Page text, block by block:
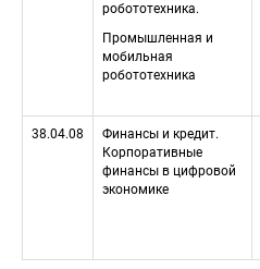
робототехника.
Промышленная и
мобильная
робототехника
38.04.08
Финансы и кредит.
Корпоративные
финансы в цифровой
экономике